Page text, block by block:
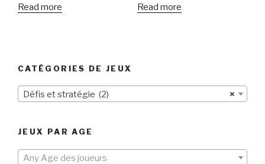
Read more Read more
CATÉGORIES DE JEUX
×
Défis et stratégie (2)
JEUX PAR AGE
Any Age des joueurs